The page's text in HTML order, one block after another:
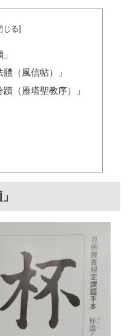
（風信帖）」
（雁塔聖教序）」